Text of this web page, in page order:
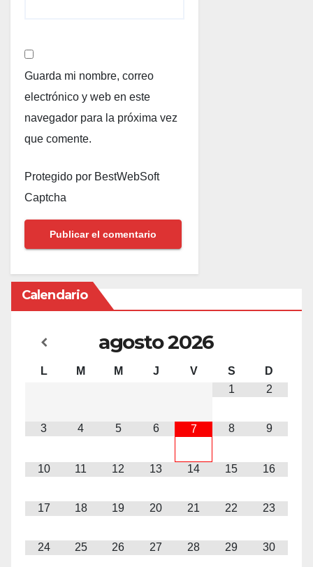
Guarda mi nombre, correo
electrónico y web en este
navegador para la próxima vez
que comente.
Protegido por BestWebSoft
Captcha
Calendario
agosto2026
L M M J V S
D
1
2
3 4 5 6 7 8 9
10 11 12 13 14 15 16
17 18 19 20 21 22 23
24 25 26 27 28 29 30